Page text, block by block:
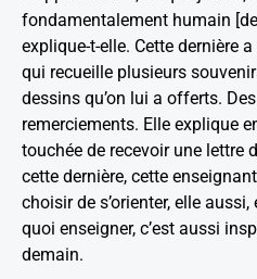
fondamentalement humain
explique-t-elle. Cette dernière
qui recueille plusieurs
dessins qu’on lui a offerts.
remerciements. Elle explique
touchée de recevoir une lettre
cette dernière, cette
choisir de s’orienter, elle
quoi enseigner, c’est aussi
demain.